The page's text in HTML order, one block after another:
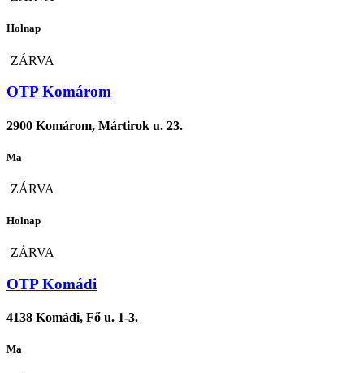
Holnap
ZÁRVA
OTP Komárom
2900 Komárom, Mártirok u. 23.
Ma
ZÁRVA
Holnap
ZÁRVA
OTP Komádi
4138 Komádi, Fő u. 1-3.
Ma